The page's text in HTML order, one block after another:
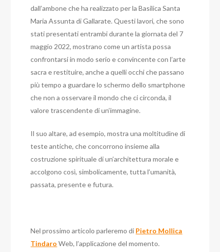
dall’ambone che ha realizzato per la Basilica Santa
Maria Assunta di Gallarate.Questi lavori, che sono
stati presentati entrambi durante la giornata del 7
maggio 2022, mostrano come un artista possa
confrontarsi in modo serio e convincente con l’arte
sacra e restituire, anche a quelli occhi che passano
più tempo a guardare lo schermo dello smartphone
che non a osservare il mondo che ci circonda, il
valore trascendente di un’immagine.
Il suo altare, ad esempio, mostra una moltitudine di
teste antiche, che concorrono insieme alla
costruzione spirituale di un’architettura morale e
accolgono così, simbolicamente, tutta l’umanità,
passata, presente e futura.
Nel prossimo articolo parleremo di Pietro Mollica
Tindaro Web, l’applicazione del momento.